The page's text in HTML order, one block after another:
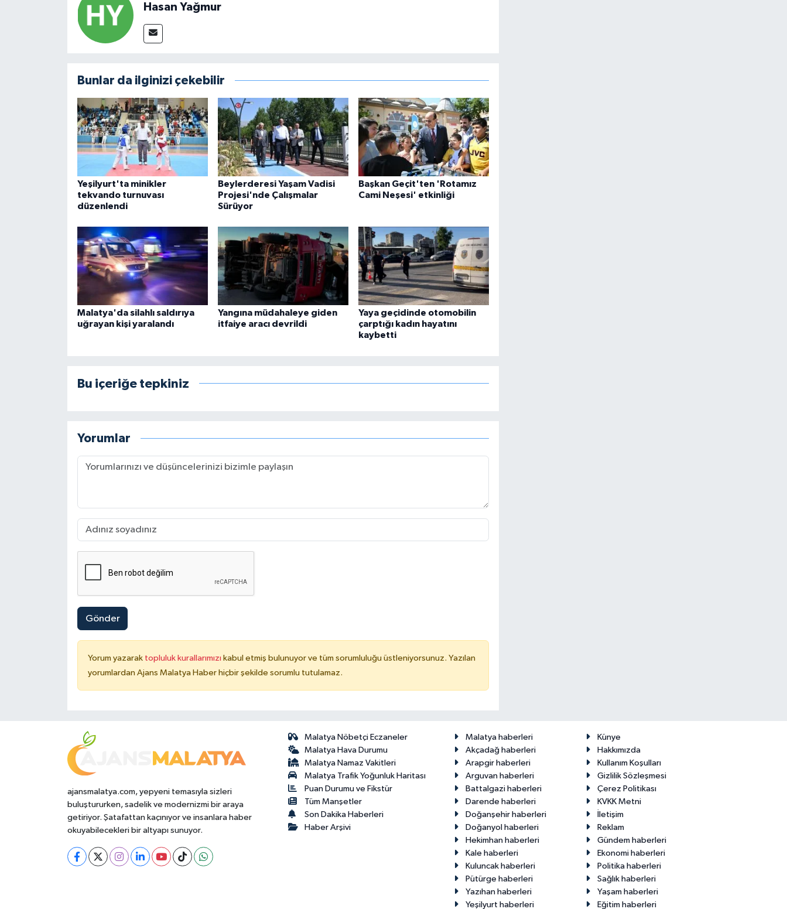
Hasan Yağmur
Bunlar da ilginizi çekebilir
Yeşilyurt'ta minikler
tekvando turnuvası
düzenlendi
Beylerderesi Yaşam Vadisi
Projesi'nde Çalışmalar
Sürüyor
Başkan Geçit'ten 'Rotamız
Cami Neşesi' etkinliği
Malatya'da silahlı saldırıya
uğrayan kişi yaralandı
Yangına müdahaleye giden
itfaiye aracı devrildi
Yaya geçidinde otomobilin
çarptığı kadın hayatını
kaybetti
Bu içeriğe tepkiniz
Yorumlar
Gönder
Yorum yazarak topluluk kurallarımızı kabul etmiş bulunuyor ve tüm sorumluluğu üstleniyorsunuz. Yazılan
yorumlardan Ajans Malatya Haber hiçbir şekilde sorumlu tutulamaz.
ajansmalatya.com, yepyeni temasıyla sizleri
buluştururken, sadelik ve modernizmi bir araya
getiriyor. Şatafattan kaçınıyor ve insanlara haber
okuyabilecekleri bir altyapı sunuyor.
Malatya Nöbetçi Eczaneler
Malatya Hava Durumu
Malatya Namaz Vakitleri
Malatya Trafik Yoğunluk Haritası
Puan Durumu ve Fikstür
Tüm Manşetler
Son Dakika Haberleri
Haber Arşivi
Malatya haberleri
Künye
Akçadağ haberleri
Hakkımızda
Arapgir haberleri
Kullanım Koşulları
Arguvan haberleri
Gizlilik Sözleşmesi
Battalgazi haberleri
Çerez Politikası
Darende haberleri
KVKK Metni
Doğanşehir haberleri
İletişim
Doğanyol haberleri
Reklam
Hekimhan haberleri
Gündem haberleri
Kale haberleri
Ekonomi haberleri
Kuluncak haberleri
Politika haberleri
Pütürge haberleri
Sağlık haberleri
Yazıhan haberleri
Yaşam haberleri
Yeşilyurt haberleri
Eğitim haberleri